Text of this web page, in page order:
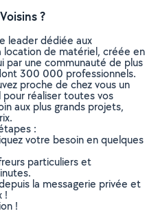
?
leader dédiée aux
de matériel, créée en
par une communauté de plus
300 000 professionnels.
proche de chez vous un
réaliser toutes vos
aux plus grands projets,
:
votre besoin en quelques
particuliers et
la messagerie privée et
!
!